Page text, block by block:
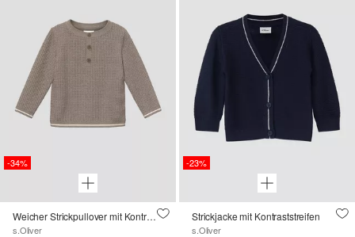
-34%
Weicher Strickpullover mit Kontraststreifen
s.Oliver
-23%
Strickjacke mit Kontraststreifen
s.Oliver